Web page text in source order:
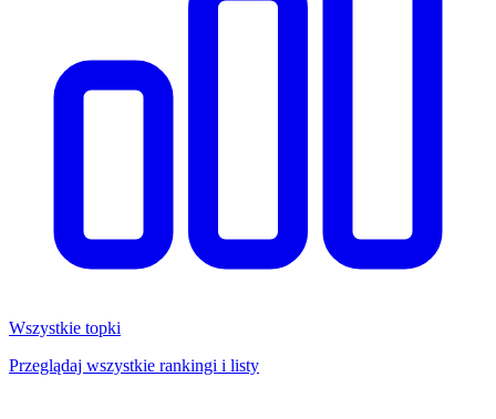
Wszystkie topki
Przeglądaj wszystkie rankingi i listy